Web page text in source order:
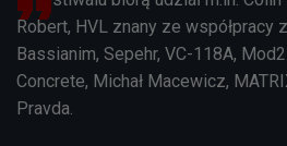
Robert, HVL znany ze współpracy
Bassianim, Sepehr, VC-118A,
Concrete, Michał Macewicz,
Pravda.